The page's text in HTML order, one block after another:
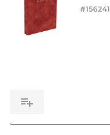
#156241